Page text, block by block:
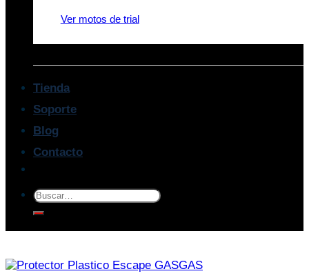
Ver motos de trial
Tienda
Soporte
Blog
Contacto
Buscar
por: